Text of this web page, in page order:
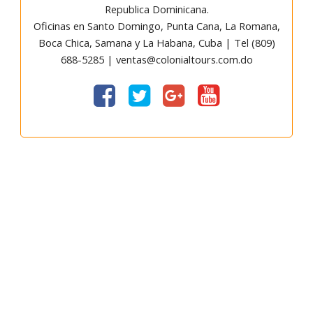
Republica Dominicana.
Oficinas en Santo Domingo, Punta Cana, La Romana,
Boca Chica, Samana y La Habana, Cuba | Tel (809)
688-5285 | ventas@colonialtours.com.do